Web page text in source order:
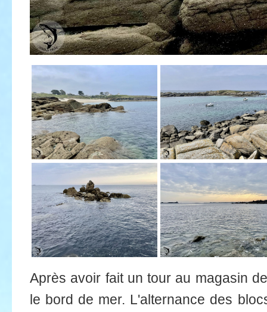
Après avoir fait un tour au magasin
le bord de mer. L'alternance des